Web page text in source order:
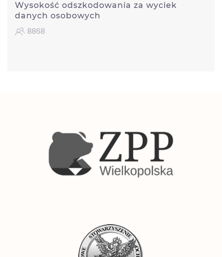
Wysokość odszkodowania za wyciek
danych osobowych
8868